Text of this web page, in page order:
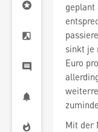
sinkt je
Euro
Mit der